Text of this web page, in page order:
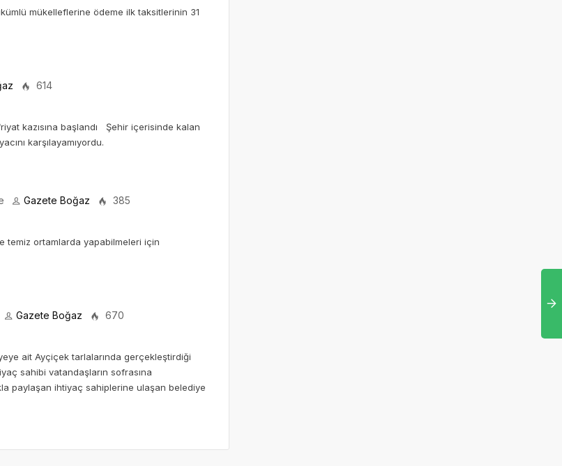
mükelleflerine ödeme ilk taksitlerinin 31
614
kazısına başlandı Şehir içerisinde kalan
karşılayamıyordu.
Gazete Boğaz 385
temiz ortamlarda yapabilmeleri için
Gazete Boğaz 670
ait Ayçiçek tarlalarında gerçekleştirdiği
sahibi vatandaşların sofrasına
paylaşan ihtiyaç sahiplerine ulaşan belediye